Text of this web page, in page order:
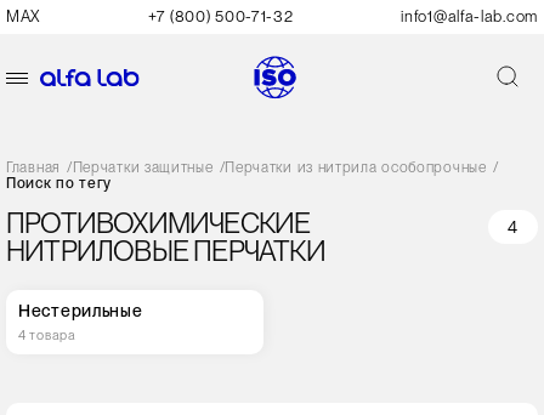
MAX +7 (800) 500-71-32 info1@alfa-lab.com
Главная / Перчатки защитные /Перчатки из нитрила особопрочные /
Поиск по тегу
ПРОТИВОХИМИЧЕСКИЕ
НИТРИЛОВЫЕ ПЕРЧАТКИ
4
Нестерильные
4 товара